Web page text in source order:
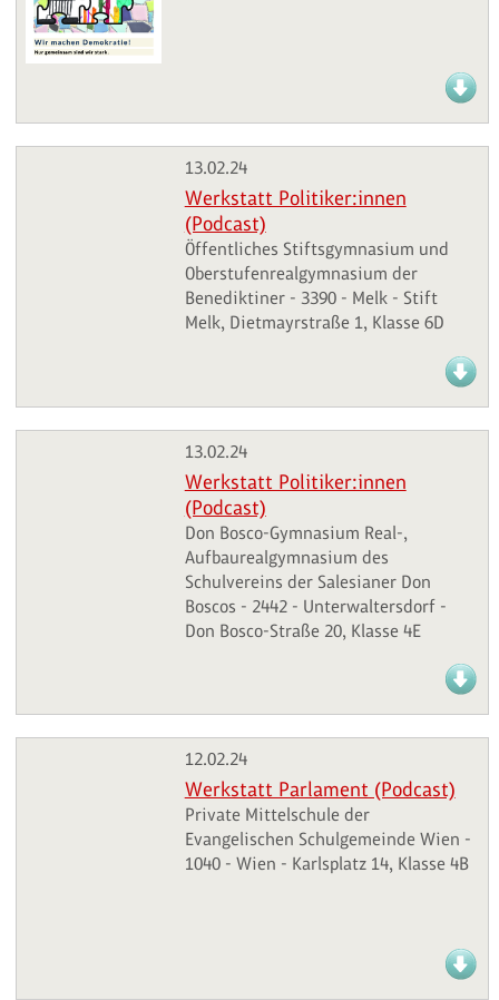
13.02.24
Werkstatt Politiker:innen
(Podcast)
Öffentliches Stiftsgymnasium und
Oberstufenrealgymnasium der
Benediktiner - 3390 - Melk - Stift
Melk, Dietmayrstraße 1, Klasse 6D
13.02.24
Werkstatt Politiker:innen
(Podcast)
Don Bosco-Gymnasium Real-,
Aufbaurealgymnasium des
Schulvereins der Salesianer Don
Boscos - 2442 - Unterwaltersdorf -
Don Bosco-Straße 20, Klasse 4E
12.02.24
Werkstatt Parlament (Podcast)
Private Mittelschule der
Evangelischen Schulgemeinde Wien -
1040 - Wien - Karlsplatz 14, Klasse 4B